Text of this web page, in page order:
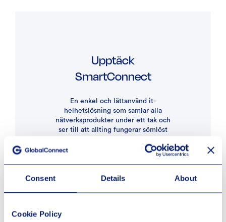
Consent Details About
Cookie Policy
Upptäck
SmartConnect
En enkel och lättanvänd it-
helhetslösning som samlar alla
nätverksprodukter under ett tak och
ser till att allting fungerar sömlöst
Läs mer om